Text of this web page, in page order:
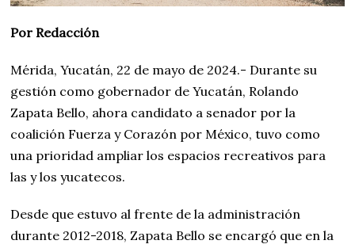
Por Redacción
Mérida, Yucatán, 22 de mayo de 2024.- Durante su
gestión como gobernador de Yucatán, Rolando
Zapata Bello, ahora candidato a senador por la
coalición Fuerza y Corazón por México, tuvo como
una prioridad ampliar los espacios recreativos para
las y los yucatecos.
Desde que estuvo al frente de la administración
durante 2012-2018, Zapata Bello se encargó que en la